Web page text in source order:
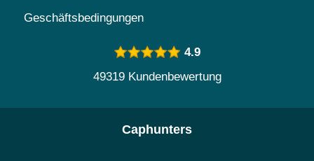
Geschäftsbedingungen
4.9
49319 Kundenbewertung
Caphunters